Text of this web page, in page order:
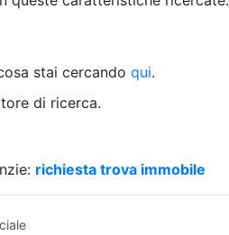
stai cercando qui.
di ricerca.
richiesta trova immobile